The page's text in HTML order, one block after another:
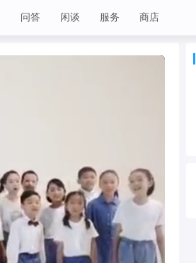
问答 闲谈 服务 商店